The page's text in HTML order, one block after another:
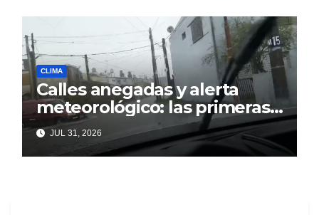
CLIMA
Calles anegadas y alerta
meteorológico: las primeras
lluvia complicaron Berisso
JUL 31, 2026